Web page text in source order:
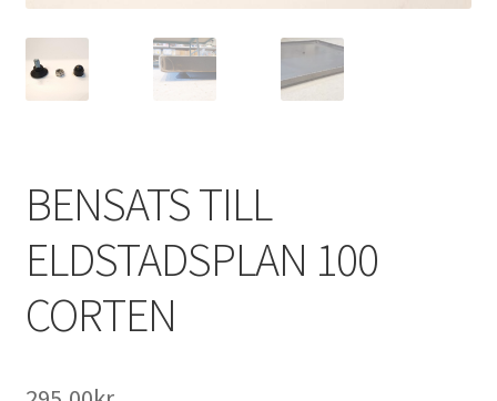
BENSATS TILL
ELDSTADSPLAN 100
CORTEN